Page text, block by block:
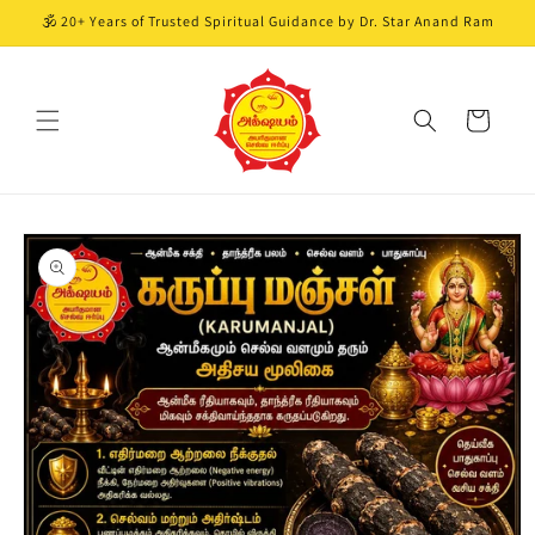
Skip to
🕉️ 20+ Years of Trusted Spiritual Guidance by Dr. Star Anand Ram
Cart
Skip to
product
information